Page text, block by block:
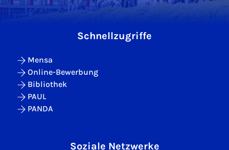
Schnellzugriffe
Mensa
Online-Bewerbung
Bibliothek
PAUL
PANDA
Soziale Netzwerke